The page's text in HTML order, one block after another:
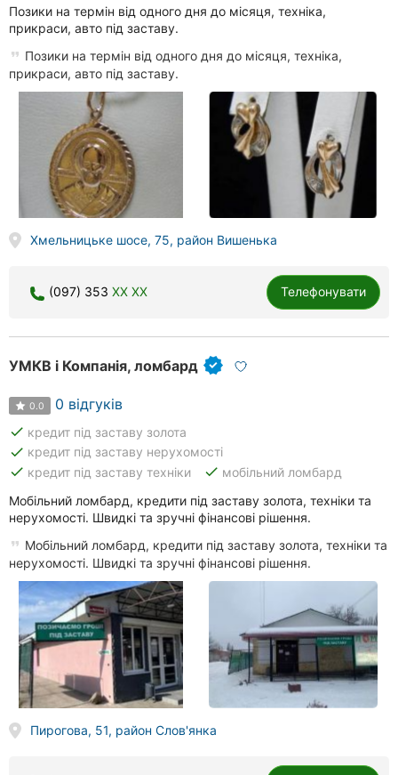
Позики на термін від одного дня до місяця, техніка,
прикраси, авто під заставу.
Позики на термін від одного дня до місяця, техніка,
прикраси, авто під заставу.
Хмельницьке шосе, 75, район Вишенька
(097) 353 XX XX Телефонувати
УМКВ і Компанія, ломбард
0.0 0 відгуків
done кредит під заставу золота
done кредит під заставу нерухомості
done кредит під заставу техніки done мобільний ломбард
Мобільний ломбард, кредити під заставу золота, техніки та
нерухомості. Швидкі та зручні фінансові рішення.
Мобільний ломбард, кредити під заставу золота, техніки та
нерухомості. Швидкі та зручні фінансові рішення.
Пирогова, 51, район Слов'янка